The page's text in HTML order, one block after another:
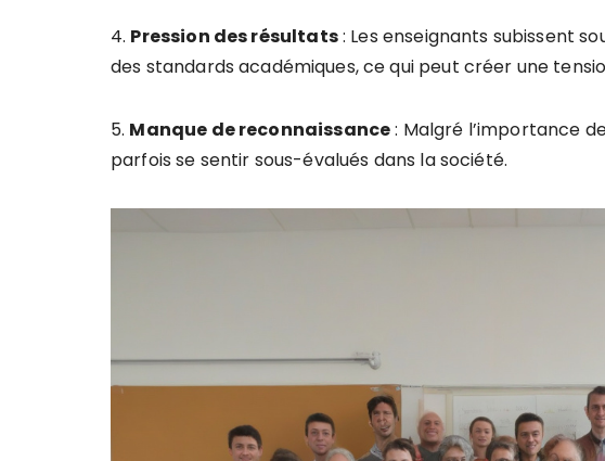
4. Pression desrésultats: Les enseignants subissent
des standards académiques, ce qui peut créer une
5. Manque dereconnaissance: Malgré l’importance
parfois se sentir sous-évalués dans la société.